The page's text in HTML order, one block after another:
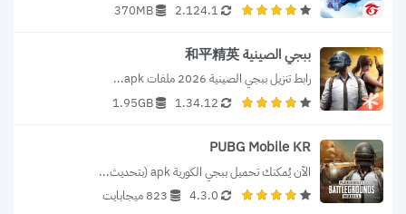
2.124.1
370MB
ببجي الصينية 和平精英
رابط تنزيل ببجي الصينية 2026 ملفات apk...
1.34.12
1.95GB
PUBG Mobile KR
الآن يُمكنك تحميل ببجي الكورية apk (بتحديث...
4.3.0
823 ميجابايت